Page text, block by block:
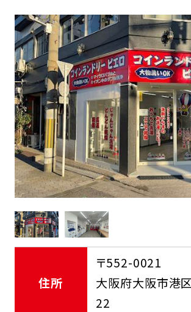
お役立コラム
よくあるご質問
FCオーナ
住所
〒552-0021
大阪府大阪市港
22